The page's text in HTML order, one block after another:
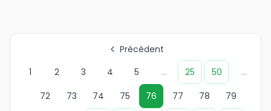
Précédent
1
2 3 4 5 ... 25 50
...
72
73 74 75 76 77 78 79